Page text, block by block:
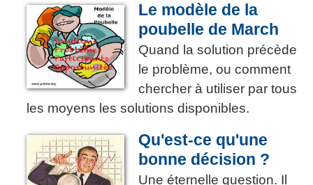
Le modèle de la
poubelle de March
Quand la solution précède
le problème, ou comment
chercher à utiliser par tous
les moyens les solutions disponibles.
Qu'est-ce qu'une
bonne décision ?
Une éternelle question. Il